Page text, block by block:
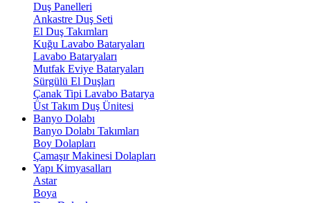
Duş Panelleri
Ankastre Duş Seti
El Duş Takımları
Kuğu Lavabo Bataryaları
Lavabo Bataryaları
Mutfak Eviye Bataryaları
Sürgülü El Duşları
Çanak Tipi Lavabo Batarya
Üst Takım Duş Ünitesi
Banyo Dolabı
Banyo Dolabı Takımları
Boy Dolapları
Çamaşır Makinesi Dolapları
Yapı Kimyasalları
Astar
Boya